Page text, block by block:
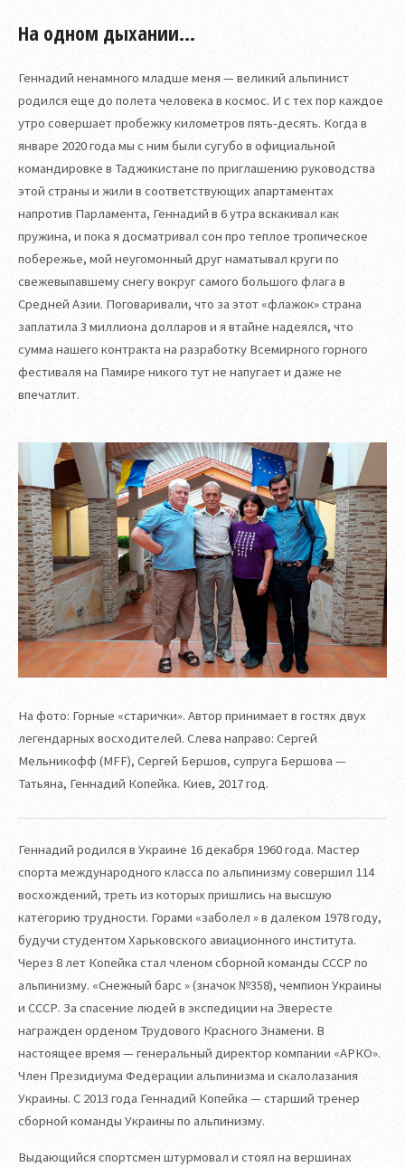
На одном дыхании...
Геннадий ненамного младше меня — великий альпинист
родился еще до полета человека в космос. И с тех пор каждое
утро совершает пробежку километров пять-десять. Когда в
январе 2020 года мы с ним были сугубо в официальной
командировке в Таджикистане по приглашению руководства
этой страны и жили в соответствующих апартаментах
напротив Парламента, Геннадий в 6 утра вскакивал как
пружина, и пока я досматривал сон про теплое тропическое
побережье, мой неугомонный друг наматывал круги по
свежевыпавшему снегу вокруг самого большого флага в
Средней Азии. Поговаривали, что за этот «флажок» страна
заплатила 3 миллиона долларов и я втайне надеялся, что
сумма нашего контракта на разработку Всемирного горного
фестиваля на Памире никого тут не напугает и даже не
впечатлит.
На фото: Горные «старички». Автор принимает в гостях двух
легендарных восходителей. Слева направо: Сергей
Мельникофф (MFF), Сергей Бершов, супруга Бершова —
Татьяна, Геннадий Копейка. Киев, 2017 год.
Геннадий родился в Украине 16 декабря 1960 года. Мастер
спорта международного класса по альпинизму совершил 114
восхождений, треть из которых пришлись на высшую
категорию трудности. Горами «заболел » в далеком 1978 году,
будучи студентом Харьковского авиационного института.
Через 8 лет Копейка стал членом сборной команды СССР по
альпинизму. «Снежный барс » (значок №358), чемпион Украины
и СССР. За спасение людей в экспедиции на Эвересте
награжден орденом Трудового Красного Знамени. В
настоящее время — генеральный директор компании «АРКО».
Член Президиума Федерации альпинизма и скалолазания
Украины. С 2013 года Геннадий Копейка — старший тренер
сборной команды Украины по альпинизму.
Выдающийся спортсмен штурмовал и стоял на вершинах